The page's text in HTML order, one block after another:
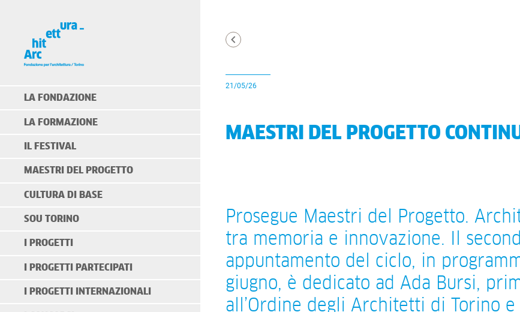
LA FONDAZIONE
LA FORMAZIONE
IL FESTIVAL
MAESTRI DEL PROGETTO
CULTURA DI BASE
SOU TORINO
I PROGETTI
I PROGETTI PARTECIPATI
I PROGETTI INTERNAZIONALI
21/05/26
MAESTRI DEL PROGETTO
Prosegue Maestri del Progetto.
tra memoria e innovazione. Il
appuntamento del ciclo, in
giugno, è dedicato ad Ada Bursi,
all’Ordine degli Architetti di Torino